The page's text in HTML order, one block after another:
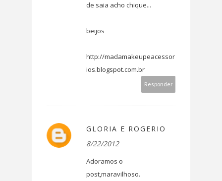
de saia acho chique...
beijos
http://madamakeupeacessor
ios.blogspot.com.br
Responder
GLORIA E ROGERIO
8/22/2012
Adoramos o
post,maravilhoso.